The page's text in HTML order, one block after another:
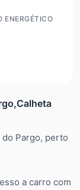
ENERGÉTICO
Pargo, perto
a carro com